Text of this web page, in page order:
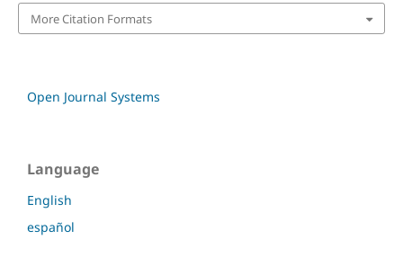
More Citation Formats
Open Journal Systems
Language
English
español